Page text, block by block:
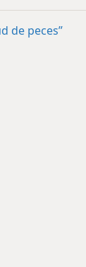
en el mar”